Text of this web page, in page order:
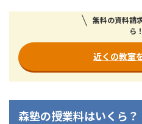
無料の資料請
ら！
近くの教室
森塾の授業料はいくら